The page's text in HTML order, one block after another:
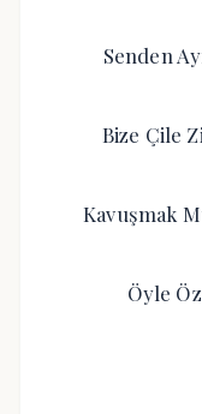
Senden
Bize Çile
Kavuşmak
Öyle